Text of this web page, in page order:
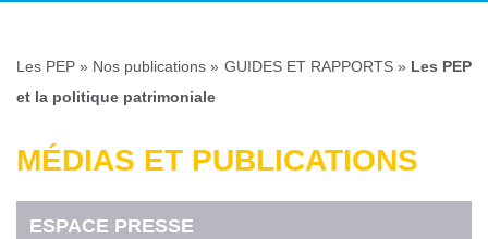
Les PEP » Nos publications » GUIDES ET RAPPORTS» Les PEP
et la politique patrimoniale
MÉDIAS ET PUBLICATIONS
ESPACE PRESSE